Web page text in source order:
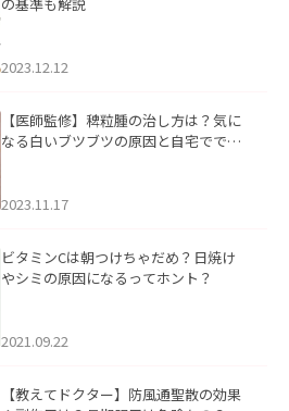
2023.12.12
【医師監修】稗粒腫の治し方は？気に
なる白いブツブツの原因と自宅ででき
2023.11.17
ビタミンCは朝つけちゃだめ？日焼け
やシミの原因になるってホント？
2021.09.22
【教えてドクター】防風通聖散の効果